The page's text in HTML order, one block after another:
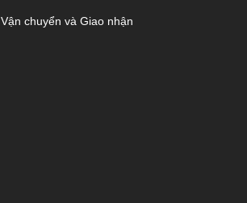
Vận chuyển và Giao nhận